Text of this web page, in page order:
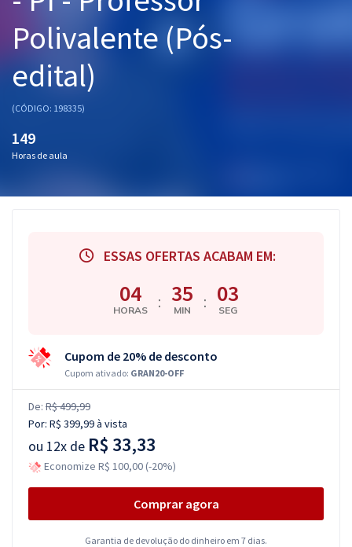
Graduação
OAB
Questões grátis
Polivalente (Pós-
edital)
(CÓDIGO: 198335)
149
Horas de aula
ESSAS OFERTAS ACABAM EM:
04
HORAS : 35
MIN : 02
SEG
Cupom de 20% de desconto
Cupom ativado: GRAN20-OFF
De: R$ 499,99
Por: R$ 399,99à vista
ou 12x de R$ 33,33
Economize R$ 100,00 (-20%)
Comprar agora
Garantia de devolução do dinheiro em 7 dias.